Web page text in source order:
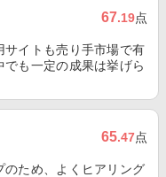
67.19点
イトも売り手市場で有
も一定の成果は挙げら
65.47点
のため、よくヒアリング